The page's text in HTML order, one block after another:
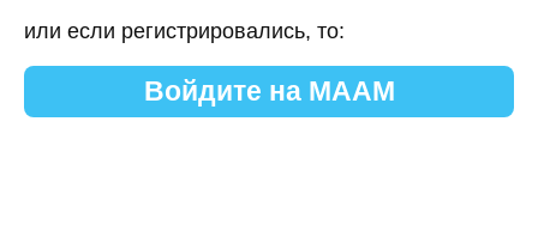
или если регистрировались, то:
Войдите на МААМ